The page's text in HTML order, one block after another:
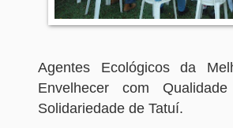
Agentes Ecológicos da
Envelhecer com
Solidariedade de Tatuí.